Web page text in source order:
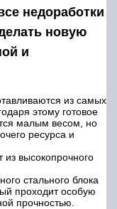
недоработки
новую
и
из самых
этому готовое
малым весом, но
ресурса и
из высокопрочного
стального блока
проходит особую
прочностью.